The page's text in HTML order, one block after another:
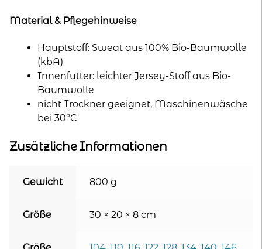
Material & Pflegehinweise
Hauptstoff: Sweat aus 100% Bio-Baumwolle
(kbA)
Innenfutter: leichter Jersey-Stoff aus Bio-
Baumwolle
nicht Trockner geeignet, Maschinenwäsche
bei 30°C
Zusätzliche Informationen
Gewicht 800 g
Größe 30 × 20 × 8 cm